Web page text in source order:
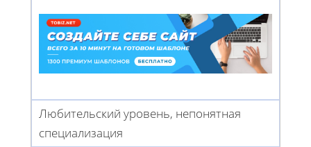
Любительский уровень, непонятная
специализация